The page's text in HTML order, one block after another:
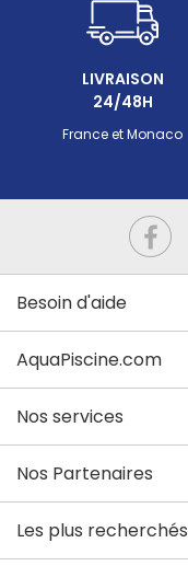
LIVRAISON
24/48H
France et Monaco
Besoin d'aide
AquaPiscine.com
Nos services
Nos Partenaires
Les plus recherchés